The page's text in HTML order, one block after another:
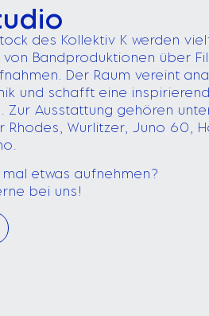
des Kollektiv K werden
Bandproduktionen über
Der Raum vereint
und schafft eine
Zur Ausstattung gehören
Rhodes, Wurlitzer, Juno 60,
etwas aufnehmen?
bei uns!